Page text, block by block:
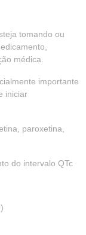
tomando ou
médica.
importante
iniciar
paroxetina,
do intervalo QTc